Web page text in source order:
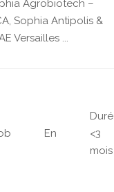
Agrobiotech –
Sophia Antipolis &
Versailles ...
En
<3
mois